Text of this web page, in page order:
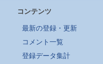
コンテンツ
最新の登録・更新
コメント一覧
登録データ集計